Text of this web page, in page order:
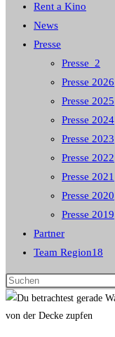
Rent a Kino
News
Presse
Presse_2
Presse 2026
Presse 2025
Presse 2024
Presse 2023
Presse 2022
Presse 2021
Presse 2020
Presse 2019
Partner
Team Region18
Diese
Website
durchsuchen